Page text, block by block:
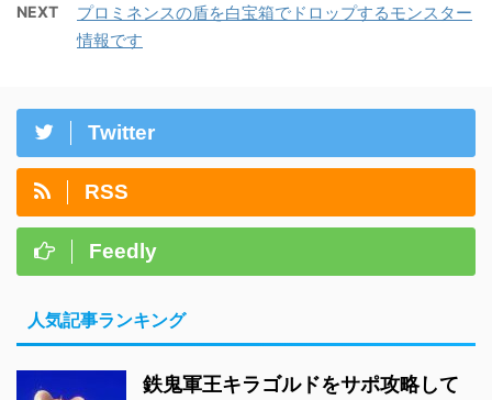
NEXT
プロミネンスの盾を白宝箱でドロップするモンスター
情報です
Twitter
RSS
Feedly
人気記事ランキング
鉄鬼軍王キラゴルドをサポ攻略して